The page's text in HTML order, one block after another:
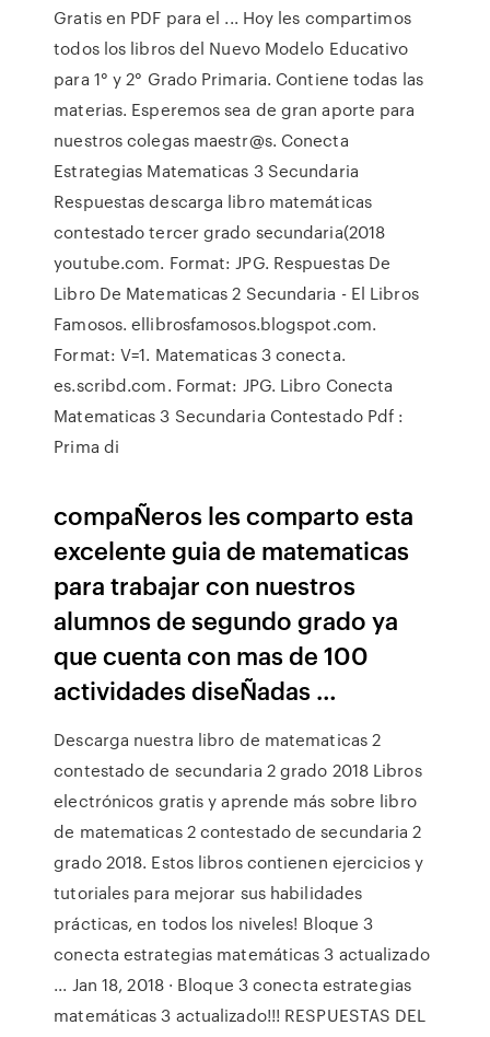
Gratis en PDF para el ... Hoy les compartimos
todos los libros del Nuevo Modelo Educativo
para 1° y 2° Grado Primaria. Contiene todas las
materias. Esperemos sea de gran aporte para
nuestros colegas maestr@s. Conecta
Estrategias Matematicas 3 Secundaria
Respuestas descarga libro matemáticas
contestado tercer grado secundaria(2018
youtube.com. Format: JPG. Respuestas De
Libro De Matematicas 2 Secundaria - El Libros
Famosos. ellibrosfamosos.blogspot.com.
Format: V=1. Matematicas 3 conecta.
es.scribd.com. Format: JPG. Libro Conecta
Matematicas 3 Secundaria Contestado Pdf :
Prima di
compaÑeros les comparto esta
excelente guia de matematicas
para trabajar con nuestros
alumnos de segundo grado ya
que cuenta con mas de 100
actividades diseÑadas …
Descarga nuestra libro de matematicas 2
contestado de secundaria 2 grado 2018 Libros
electrónicos gratis y aprende más sobre libro
de matematicas 2 contestado de secundaria 2
grado 2018. Estos libros contienen ejercicios y
tutoriales para mejorar sus habilidades
prácticas, en todos los niveles! Bloque 3
conecta estrategias matemáticas 3 actualizado
... Jan 18, 2018 · Bloque 3 conecta estrategias
matemáticas 3 actualizado!!! RESPUESTAS DEL